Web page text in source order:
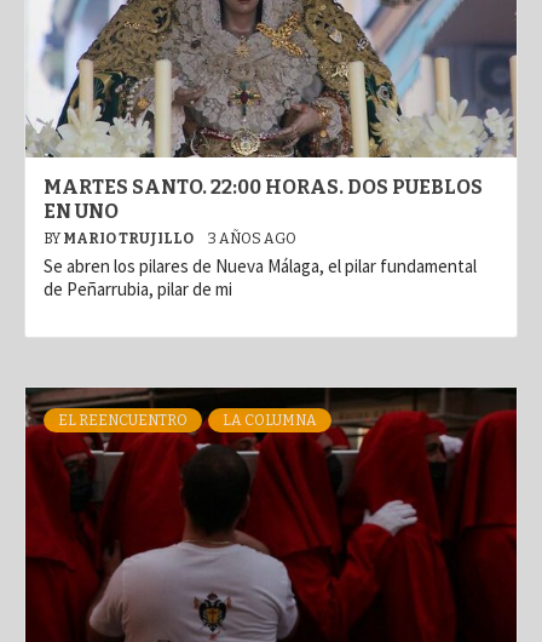
MARTES SANTO. 22:00 HORAS. DOS PUEBLOS
EN UNO
BY MARIO TRUJILLO 3 AÑOS AGO
Se abren los pilares de Nueva Málaga, el pilar fundamental
de Peñarrubia, pilar de mi
EL REENCUENTRO LA COLUMNA